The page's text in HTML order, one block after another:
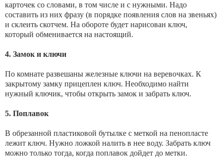
карточек со словами, в том числе и с нужными. Надо
составить из них фразу (в порядке появления слов на звеньях)
и склеить скотчем. На обороте будет нарисован ключ,
который обменивается на настоящий.
4. Замок и ключи
По комнате развешаны железные ключи на веревочках. К
закрытому замку прицеплен ключ. Необходимо найти
нужный ключик, чтобы открыть замок и забрать ключ.
5. Поплавок
В обрезанной пластиковой бутылке с меткой на пенопласте
лежит ключ. Нужно ложкой налить в нее воду. Забрать ключ
можно только тогда, когда поплавок дойдет до метки.